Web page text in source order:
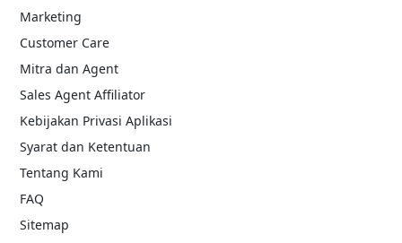
Marketing
Customer Care
Mitra dan Agent
Sales Agent Affiliator
Kebijakan Privasi Aplikasi
Syarat dan Ketentuan
Tentang Kami
FAQ
Sitemap